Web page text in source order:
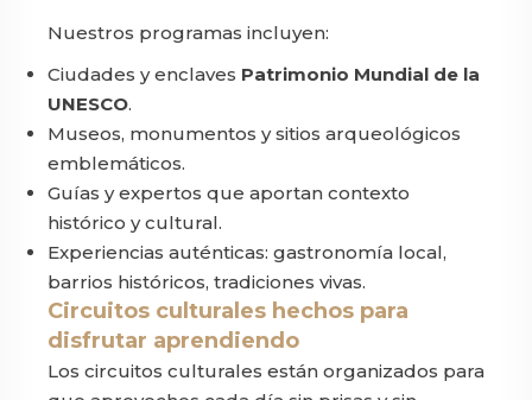
Nuestros programas incluyen:
Ciudades y enclaves Patrimonio Mundial de la
UNESCO.
Museos, monumentos y sitios arqueológicos
emblemáticos.
Guías y expertos que aportan contexto
histórico y cultural.
Experiencias auténticas: gastronomía local,
barrios históricos, tradiciones vivas.
Circuitos culturales hechos para
disfrutar aprendiendo
Los circuitos culturales están organizados para